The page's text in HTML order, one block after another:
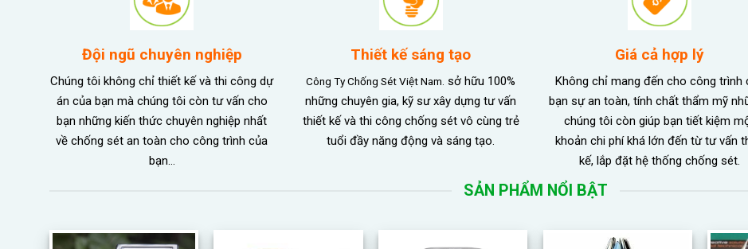
Đội ngũ chuyên nghiệp
Chúng tôi không chỉ thiết kế và thi công dự
án của bạn mà chúng tôi còn tư vấn cho
bạn những kiến thức chuyên nghiệp nhất
về chống sét an toàn cho công trình của
bạn…
Thiết kế sáng tạo
Công Ty Chống Sét Việt Nam. sở hữu 100%
những chuyên gia, kỹ sư xây dựng tư vấn
thiết kế và thi công chống sét vô cùng trẻ
tuổi đầy năng động và sáng tạo.
Giá cả hợp lý
Không chỉ mang đến cho công trình
bạn sự an toàn, tính chất thẩm mỹ
chúng tôi còn giúp bạn tiết kiệm
khoản chi phí khá lớn đến từ tư vấn
kế, lắp đặt hệ thống chống sét.
SẢN PHẨM NỔI BẬT